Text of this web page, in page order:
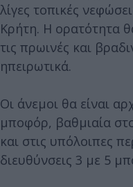
λίγες τοπικές
Κρήτη. Η ορατότητα
τις πρωινές και
ηπειρωτικά.
Οι άνεμοι θα είναι
μποφόρ, βαθμιαία
και στις υπόλοιπες
διευθύνσεις 3 με 5